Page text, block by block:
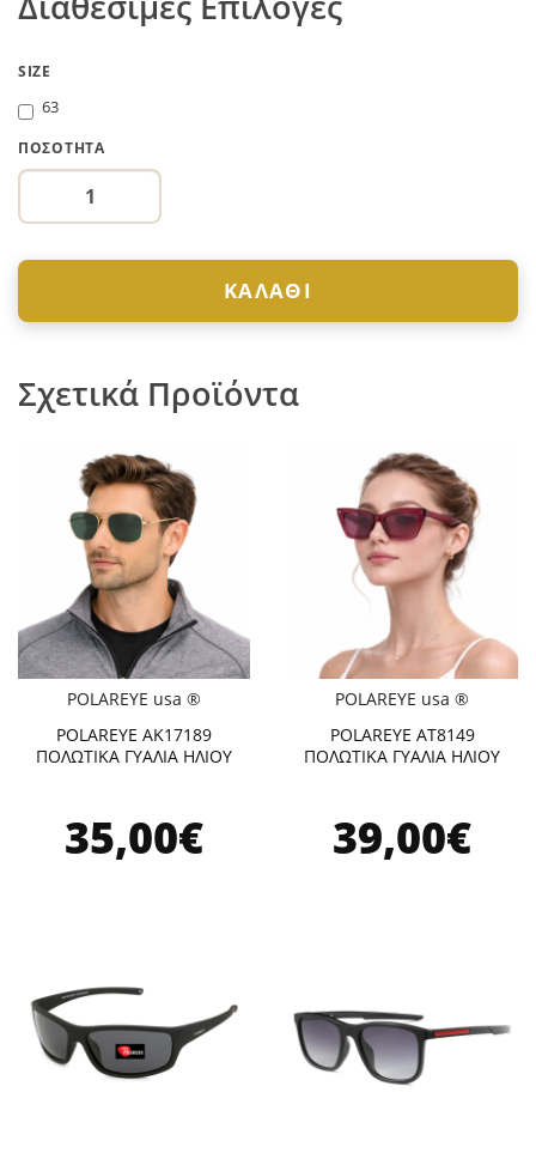
SIZE
63
ΠΟΣΌΤΗΤΑ
ΚΑΛΆΘΙ
Σχετικά Προϊόντα
POLAREYE usa ®
POLAREYE AK17189
ΠΟΛΩΤΙΚΑ ΓΥΑΛΙΑ ΗΛΙΟΥ
35,00€
POLAREYE usa ®
POLAREYE AT8149
ΠΟΛΩΤΙΚΑ ΓΥΑΛΙΑ ΗΛΙΟΥ
39,00€